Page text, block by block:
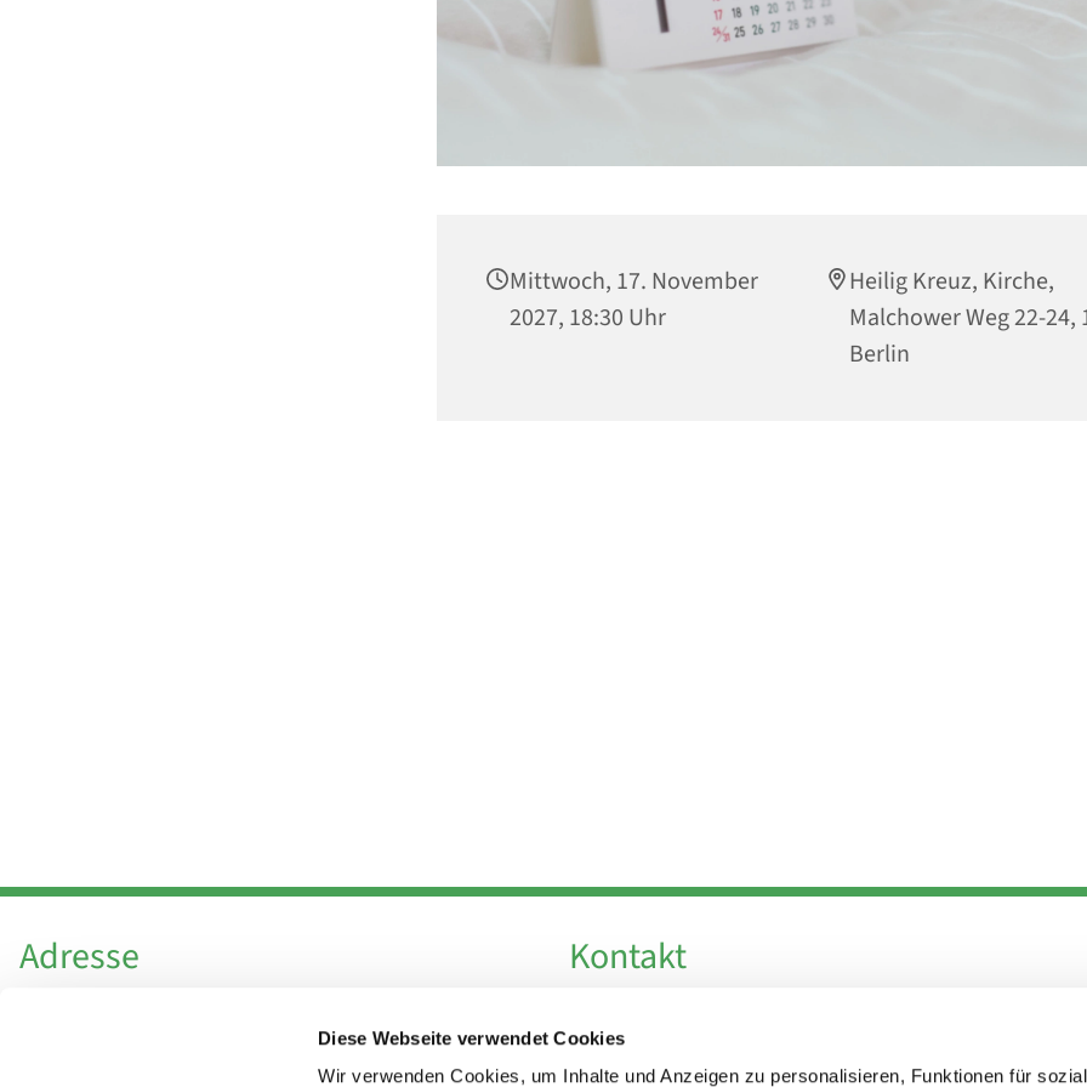
Diese Webseite verwendet Cookies
Wir verwenden Cookies, um Inhalte und Anzeigen zu personalisieren, Funktionen für
Mittwoch, 17. November
2027, 18:30 Uhr
Heilig Kreuz, Kirche,
Malchower Weg 22-24,
Berlin
Adresse
Hl. Theresa von Avila Berlin Nordost
Leitender Pfarrer - Norbert Pomplun
Kontakt
Fax +49 30 924 54 18
E-Mailinfo@theresa-von-avila-berlin.de